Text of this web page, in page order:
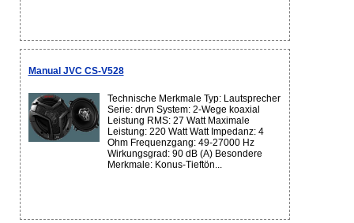
Manual JVC CS-V528
Technische Merkmale Typ: Lautsprecher
Serie: drvn System: 2-Wege koaxial
Leistung RMS: 27 Watt Maximale
Leistung: 220 Watt Watt Impedanz: 4
Ohm Frequenzgang: 49-27000 Hz
Wirkungsgrad: 90 dB (A) Besondere
Merkmale: Konus-Tieftön...